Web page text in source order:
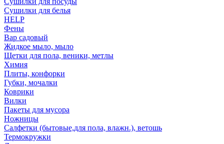
Сушилки для белья
HELP
Фены
Вар садовый
Жидкое мыло, мыло
Щетки для пола, веники, метлы
Химия
Плиты, конфорки
Губки, мочалки
Коврики
Вилки
Пакеты для мусора
Ножницы
Салфетки (бытовые,для пола, влажн.), ветошь
Термокружки